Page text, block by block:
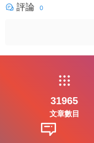
評論 0
31965
文章數目